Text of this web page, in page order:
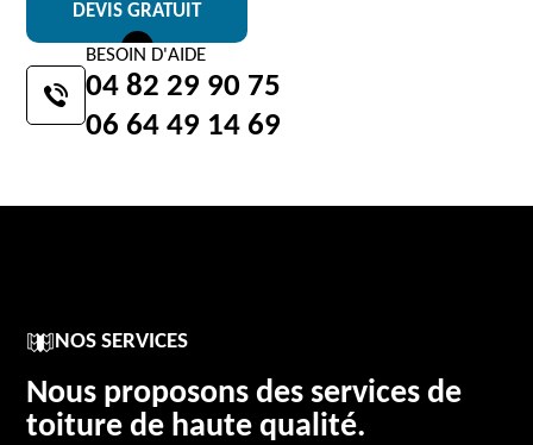
DEVIS GRATUIT
BESOIN D'AIDE
04 82 29 90 75
06 64 49 14 69
NOS SERVICES
Nous proposons des services de
toiture de haute qualité.